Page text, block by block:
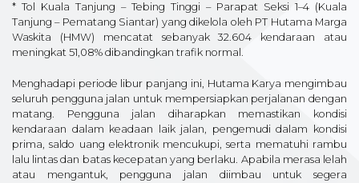
* Tol Kuala Tanjung – Tebing Tinggi – Parapat Seksi 1–4 (Kuala
Tanjung – Pematang Siantar) yang dikelola oleh PT Hutama Marga
Waskita (HMW) mencatat sebanyak 32.604 kendaraan atau
meningkat 51,08% dibandingkan trafik normal.
Menghadapi periode libur panjang ini, Hutama Karya mengimbau
seluruh pengguna jalan untuk mempersiapkan perjalanan dengan
matang. Pengguna jalan diharapkan memastikan kondisi
kendaraan dalam keadaan laik jalan, pengemudi dalam kondisi
prima, saldo uang elektronik mencukupi, serta mematuhi rambu
lalu lintas dan batas kecepatan yang berlaku. Apabila merasa lelah
atau mengantuk, pengguna jalan diimbau untuk segera